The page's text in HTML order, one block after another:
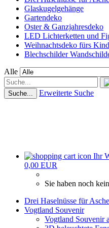
Glaskugelgehänge
Gartendeko
Oster & Ganzjahresdeko
LED Lichterketten und
Weihnachtsdeko fürs
Blechschilder
Alle
Suche... Erweiterte Suche
Ihr
0,00 EUR
Sie haben noch
Drei Haselnüsse für
Vogtland Souvenir
Vogtland Souvenir